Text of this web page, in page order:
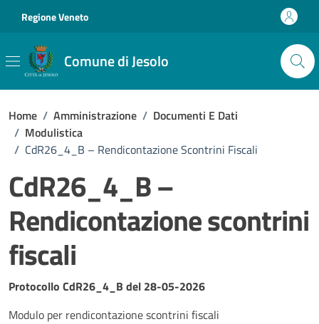
Regione Veneto
Comune di Jesolo
Home / Amministrazione / Documenti E Dati
/ Modulistica
/ CdR26_4_B – Rendicontazione Scontrini Fiscali
CdR26_4_B –
Rendicontazione scontrini
fiscali
Dettagli del documento
Protocollo CdR26_4_B del 28-05-2026
Modulo per rendicontazione scontrini fiscali